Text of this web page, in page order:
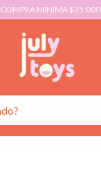
COMPRA MÍNIMA $35.000